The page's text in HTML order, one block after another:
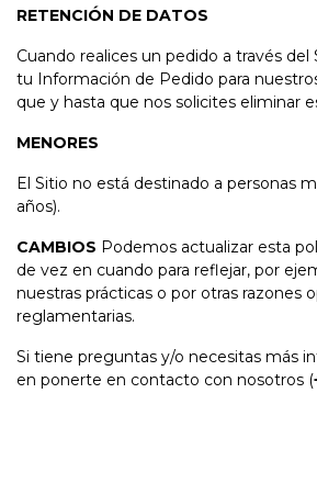
RETENCIÓN DE DATOS
Cuando realices un pedido a través
tu Información de Pedido para
que y hasta que nos solicites eliminar
MENORES
El Sitio no está destinado a personas
años).
CAMBIOS Podemos actualizar esta
de vez en cuando para reflejar, por
nuestras prácticas o por otras razones
reglamentarias.
Si tiene preguntas y/o necesitas más
en ponerte en contacto con nosotros (